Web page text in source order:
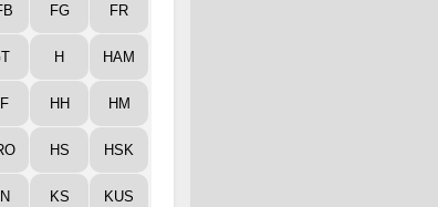
FG FR
H HAM
HH HM
HS HSK
KS KUS